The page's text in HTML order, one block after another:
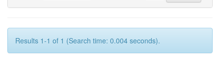
Results 1-1 of 1 (Search time: 0.004 seconds).